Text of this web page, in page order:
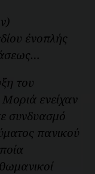
ένοπλής
του
ενείχαν
συνδυασμό
πανικού